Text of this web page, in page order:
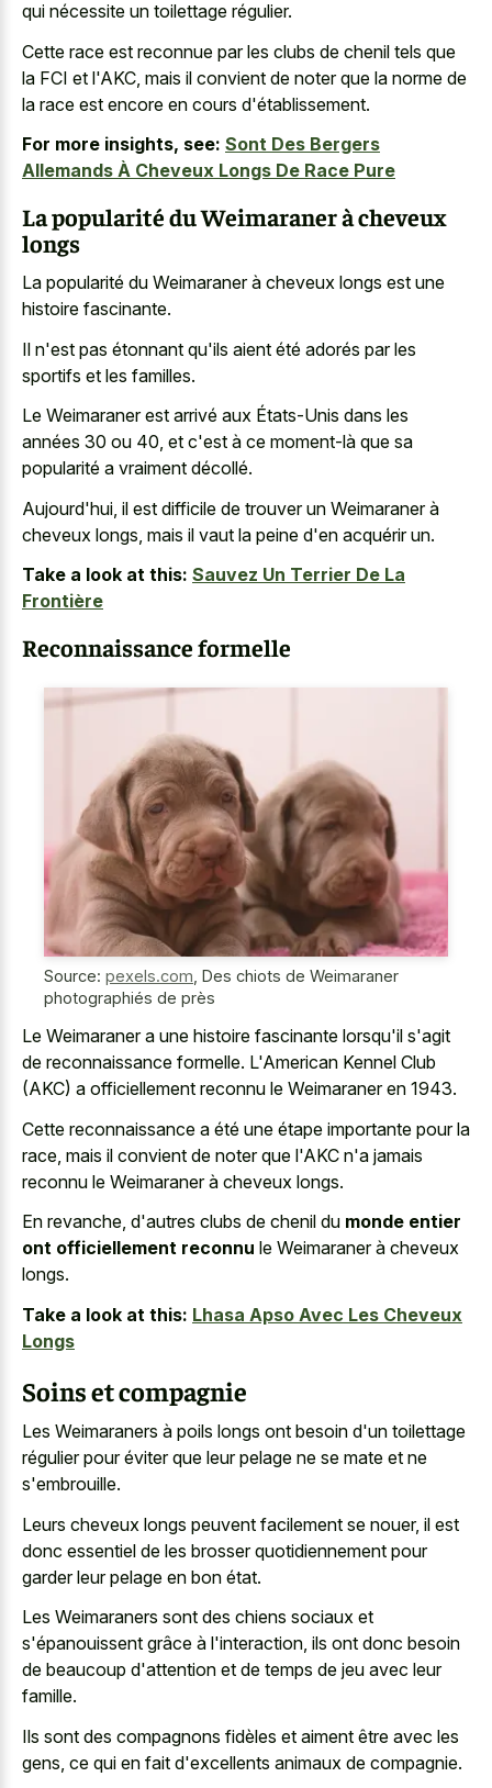
qui nécessite un toilettage régulier.
Cette race est reconnue par les clubs de chenil tels que
la FCI et l'AKC, mais il convient de noter que la norme de
la race est encore en cours d'établissement.
For more insights, see: Sont Des Bergers
Allemands À Cheveux Longs De Race Pure
La popularité du Weimaraner à cheveux
longs
La popularité du Weimaraner à cheveux longs est une
histoire fascinante.
Il n'est pas étonnant qu'ils aient été adorés par les
sportifs et les familles.
Le Weimaraner est arrivé aux États-Unis dans les
années 30 ou 40, et c'est à ce moment-là que sa
popularité a vraiment décollé.
Aujourd'hui, il est difficile de trouver un Weimaraner à
cheveux longs, mais il vaut la peine d'en acquérir un.
Take a look at this: Sauvez Un Terrier De La
Frontière
Reconnaissance formelle
Source: pexels.com Des chiots de Weimaraner
photographiés de près
Le Weimaraner a une histoire fascinante lorsqu'il s'agit
de reconnaissance formelle. L'American Kennel Club
(AKC) a officiellement reconnu le Weimaraner en 1943.
Cette reconnaissance a été une étape importante pour la
race, mais il convient de noter que l'AKC n'a jamais
reconnu le Weimaraner à cheveux longs.
En revanche, d'autres clubs de chenil du monde entier
ont officiellement reconnu le Weimaraner à cheveux
longs.
Take a look at this: Lhasa Apso Avec Les Cheveux
Longs
Soins et compagnie
Les Weimaraners à poils longs ont besoin d'un toilettage
régulier pour éviter que leur pelage ne se mate et ne
s'embrouille.
Leurs cheveux longs peuvent facilement se nouer, il est
donc essentiel de les brosser quotidiennement pour
garder leur pelage en bon état.
Les Weimaraners sont des chiens sociaux et
s'épanouissent grâce à l'interaction, ils ont donc besoin
de beaucoup d'attention et de temps de jeu avec leur
famille.
Ils sont des compagnons fidèles et aiment être avec les
gens, ce qui en fait d'excellents animaux de compagnie.